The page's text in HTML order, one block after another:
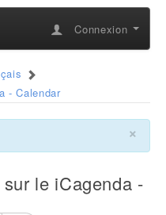
Connexion
- Calendar
×
le iCagenda -